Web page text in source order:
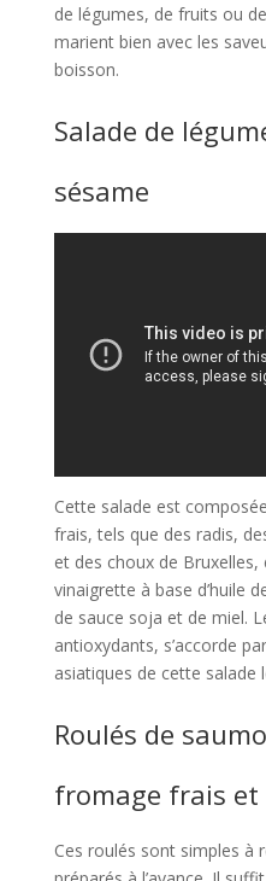
de légumes, de fruits ou
marient bien avec les
boisson.
Salade de
sésame
Cette salade est
frais, tels que des radis,
et des choux de Bruxelles,
vinaigrette à base d’huile
de sauce soja et de miel.
antioxydants, s’accorde
asiatiques de cette salade
Roulés de
fromage frais et
Ces roulés sont simples à